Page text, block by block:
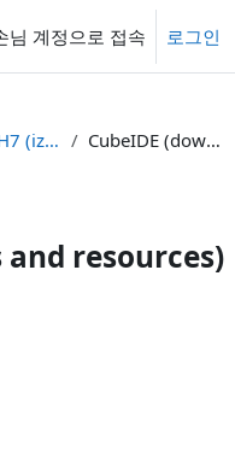
님 계정으로 접속 로그인
STM32 CubeIDE, STM32H7 (izbrana dokumentacija, začetni projekti) CubeIDE (downloads and resources)
and resources)